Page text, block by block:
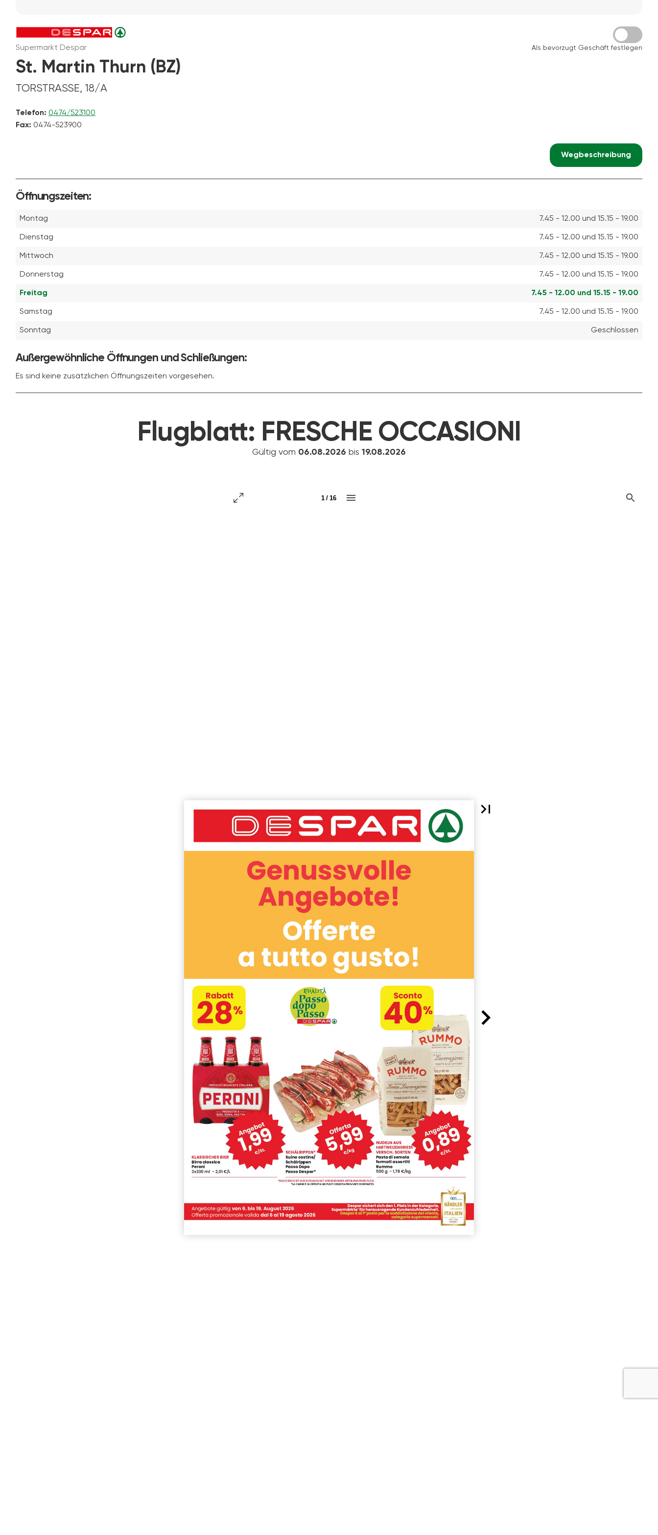
Supermarkt Despar
St. Martin Thurn (BZ)
TORSTRASSE, 18/A
Telefon: 0474/523100
Fax: 0474-523900
Als bevorzugt Geschäft festlegen
Wegbeschreibung
Öffnungszeiten:
Montag 7.45 - 12.00 und 15.15 - 19.00
Dienstag 7.45 - 12.00 und 15.15 - 19.00
Mittwoch 7.45 - 12.00 und 15.15 - 19.00
Donnerstag 7.45 - 12.00 und 15.15 - 19.00
Freitag 7.45 - 12.00 und 15.15 - 19.00
Samstag 7.45 - 12.00 und 15.15 - 19.00
Sonntag Geschlossen
Außergewöhnliche Öffnungen und Schließungen:
Es sind keine zusätzlichen Öffnungszeiten vorgesehen.
Flugblatt: FRESCHE OCCASIONI
Gültig vom 06.08.2026 bis 19.08.2026